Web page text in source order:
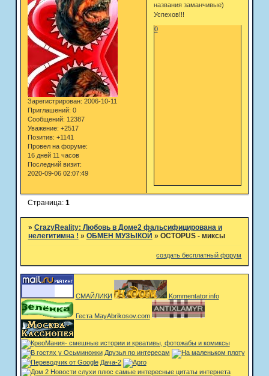
Зарегистрирован: 2006-10-11
Приглашений: 0
Сообщений: 12387
Уважение: +2517
Позитив: +1141
Провел на форуме:
16 дней 11 часов
Последний визит:
2020-09-06 02:07:49
названия заманчивые)
Успехов!!!
0
Страница: 1
» CrazyReality: Любовь в Доме2 фальсифицирована и
нелегитимна ! » ОБМЕН МУЗЫКОЙ » OCTOPUS - миксы
создать бесплатный форум
СМАЙЛИКИ Kommentator.info
Геста MayAbrikosov.com
Друзья по интересам
Дача-2